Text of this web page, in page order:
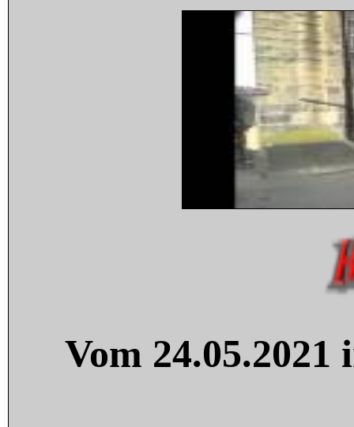
Vom